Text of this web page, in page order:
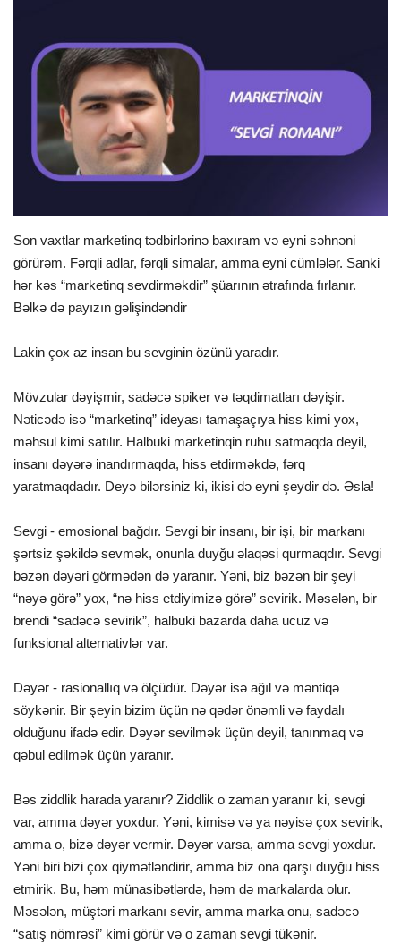
İDMAN
FORMULA 1
DÜNYA
ANALİTİKA
Son vaxtlar marketinq tədbirlərinə baxıram və eyni səhnəni
görürəm. Fərqli adlar, fərqli simalar, amma eyni cümlələr. Sanki
hər kəs “marketinq sevdirməkdir” şüarının ətrafında fırlanır.
Bəlkə də payızın gəlişindəndir
Lakin çox az insan bu sevginin özünü yaradır.
Mövzular dəyişmir, sadəcə spiker və təqdimatları dəyişir.
Nəticədə isə “marketinq” ideyası tamaşaçıya hiss kimi yox,
məhsul kimi satılır. Halbuki marketinqin ruhu satmaqda deyil,
insanı dəyərə inandırmaqda, hiss etdirməkdə, fərq
yaratmaqdadır. Deyə bilərsiniz ki, ikisi də eyni şeydir də. Əsla!
Sevgi - emosional bağdır. Sevgi bir insanı, bir işi, bir markanı
şərtsiz şəkildə sevmək, onunla duyğu əlaqəsi qurmaqdır. Sevgi
bəzən dəyəri görmədən də yaranır. Yəni, biz bəzən bir şeyi
“nəyə görə” yox, “nə hiss etdiyimizə görə” sevirik. Məsələn, bir
brendi “sadəcə sevirik”, halbuki bazarda daha ucuz və
funksional alternativlər var.
Dəyər - rasionallıq və ölçüdür. Dəyər isə ağıl və məntiqə
söykənir. Bir şeyin bizim üçün nə qədər önəmli və faydalı
olduğunu ifadə edir. Dəyər sevilmək üçün deyil, tanınmaq və
qəbul edilmək üçün yaranır.
Bəs ziddlik harada yaranır? Ziddlik o zaman yaranır ki, sevgi
var, amma dəyər yoxdur. Yəni, kimisə və ya nəyisə çox sevirik,
amma o, bizə dəyər vermir. Dəyər varsa, amma sevgi yoxdur.
Yəni biri bizi çox qiymətləndirir, amma biz ona qarşı duyğu hiss
etmirik. Bu, həm münasibətlərdə, həm də markalarda olur.
Məsələn, müştəri markanı sevir, amma marka onu, sadəcə
“satış nömrəsi” kimi görür və o zaman sevgi tükənir.